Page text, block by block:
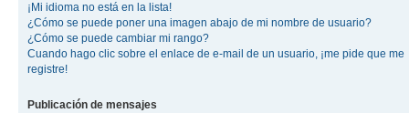
¡Mi idioma no está en la lista!
¿Cómo se puede poner una imagen abajo de mi nombre de usuario?
¿Cómo se puede cambiar mi rango?
Cuando hago clic sobre el enlace de e-mail de un usuario, ¡me pide que me
registre!
Publicación de mensajes